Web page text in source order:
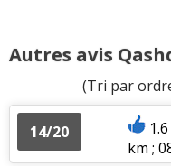
Autres avis
(Tri par
14/20
km ;